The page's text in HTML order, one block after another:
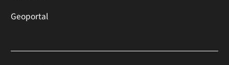
Geoportal